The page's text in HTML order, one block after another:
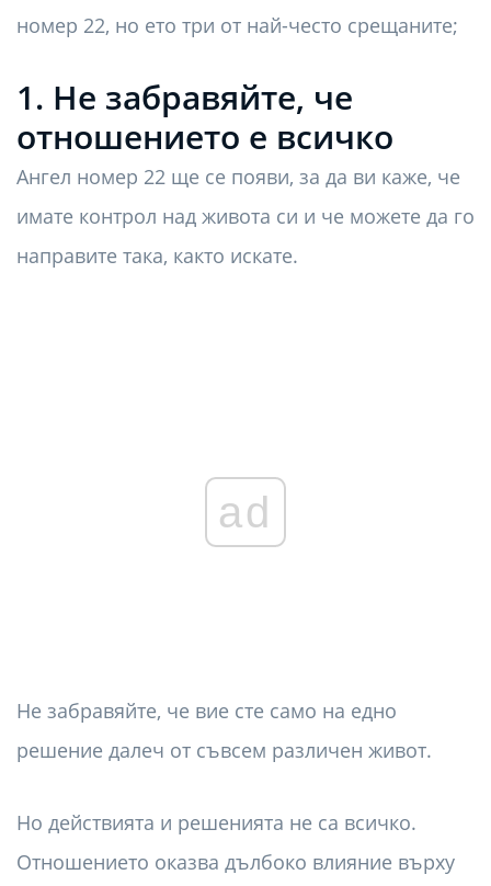
номер 22, но ето три от най-често срещаните;
1. Не забравяйте, че
отношението е всичко
Ангел номер 22 ще се появи, за да ви каже, че
имате контрол над живота си и че можете да го
направите така, както искате.
ad
Не забравяйте, че вие ​​сте само на едно
решение далеч от съвсем различен живот.
Но действията и решенията не са всичко.
Отношението оказва дълбоко влияние върху